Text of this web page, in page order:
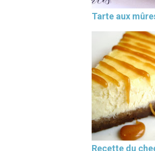
Tarte aux
Recette du